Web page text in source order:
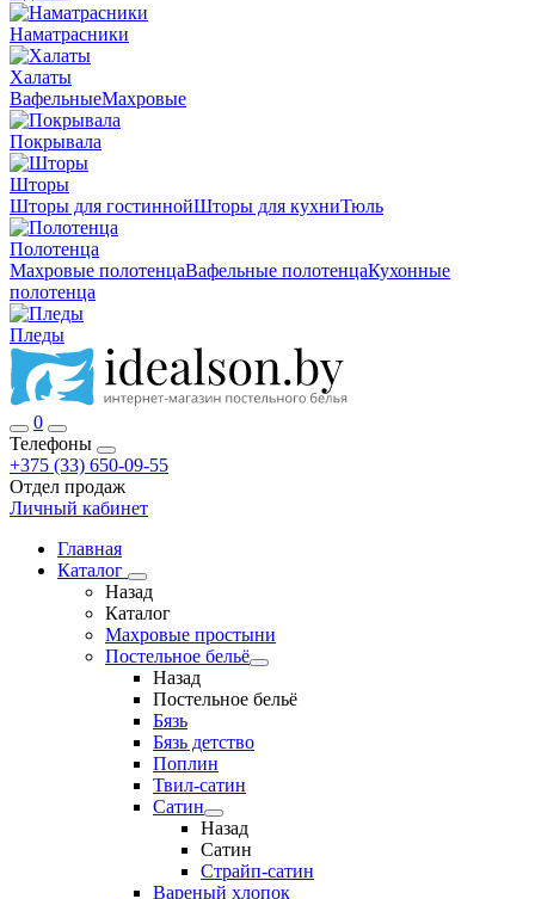
Наматрасники
Халаты
ВафельныеМахровые
Покрывала
Шторы
Шторы для гостиннойШторы для кухниТюль
Полотенца
Махровые полотенцаВафельные полотенцаКухонные
полотенца
Пледы
0
Телефоны
+375 (33) 650-09-55
Отдел продаж
Личный кабинет
Главная
Каталог
Назад
Каталог
Махровые простыни
Постельное бельё
Назад
Постельное бельё
Бязь
Бязь детство
Поплин
Твил-сатин
Сатин
Назад
Сатин
Страйп-сатин
Вареный хлопок